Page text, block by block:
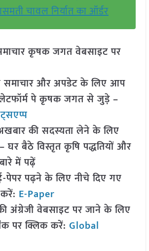
चावल निर्यात का ऑर्डर
कृषक जगत वेबसाइट पर
समाचार और अपडेट के लिए आप
पे कृषक जगत से जुड़े –
की सदस्यता लेने के लिए
घर बैठे विस्तृत कृषि पद्धतियों और
में पढ़ें
पढ़ने के लिए नीचे दिए गए
E-Paper
वेबसाइट पर जाने के लिए
पर क्लिक करें: Global